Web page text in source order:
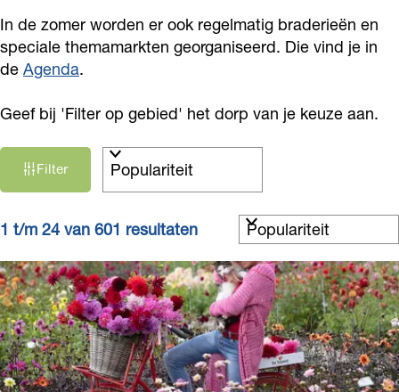
In de zomer worden er ook regelmatig braderieën en
speciale themamarkten georganiseerd. Die vind je in
de Agenda.
Geef bij 'Filter op gebied' het dorp van je keuze aan.
W
a
z
o
e
k
j
e
Filter
S
t
e
r
o
p
:
1 t/m 24 van 601 resultaten
S
r
t
e
e
r
o